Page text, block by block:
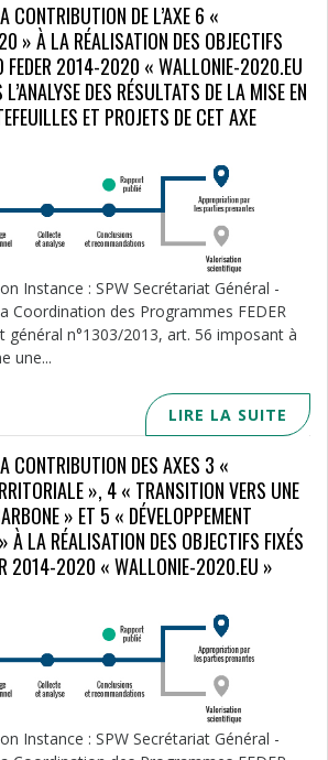
CONTRIBUTION DE L’AXE 6 «
» À LA RÉALISATION DES OBJECTIFS
FEDER 2014-2020 « WALLONIE-2020.EU
DES RÉSULTATS DE LA MISE EN
ET PROJETS DE CET AXE
Instance : SPW Secrétariat Général -
Coordination des Programmes FEDER
général n°1303/2013, art. 56 imposant à
une...
LIRE LA SUITE
CONTRIBUTION DES AXES 3 «
», 4 « TRANSITION VERS UNE
» ET 5 « DÉVELOPPEMENT
À LA RÉALISATION DES OBJECTIFS FIXÉS
2014-2020 « WALLONIE-2020.EU »
Instance : SPW Secrétariat Général -